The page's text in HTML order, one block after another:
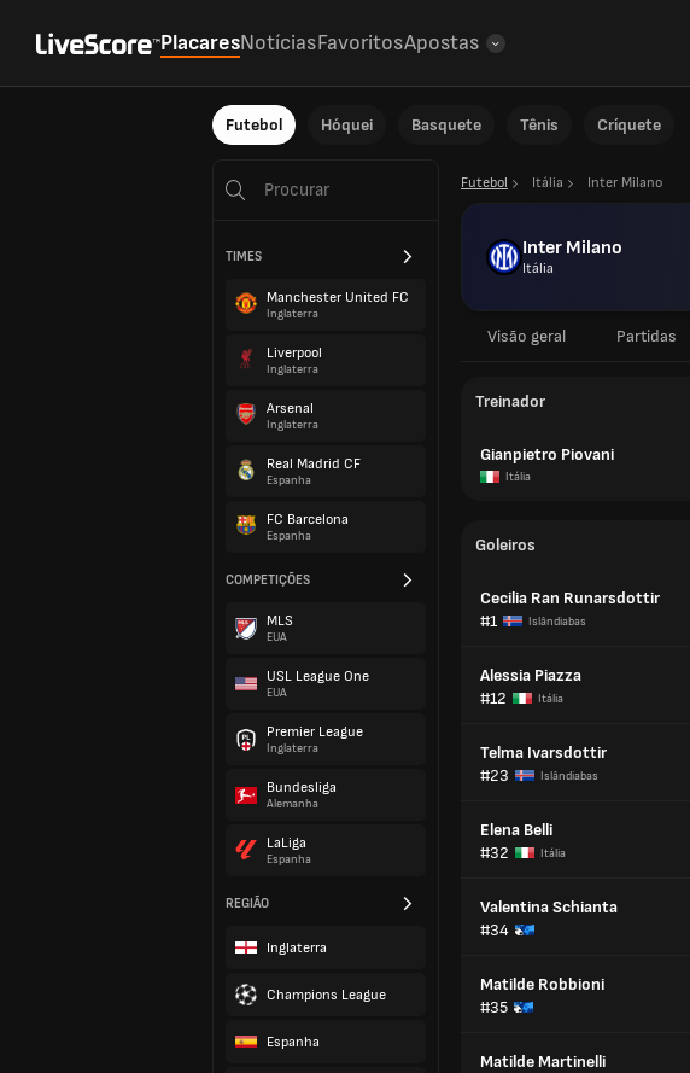
PlacaresNotíciasFavoritosApostas
Futebol Hóquei Basquete Tênis Críquete
TIMES
Manchester United FC
Inglaterra
Liverpool
Inglaterra
Arsenal
Inglaterra
Real Madrid CF
Espanha
FC Barcelona
Espanha
COMPETIÇÕES
MLS
EUA
USL League One
EUA
Premier League
Inglaterra
Bundesliga
Alemanha
LaLiga
Espanha
REGIÃO
Inglaterra
Champions League
Espanha
Futebol Itália Inter Milano
Inter Milano
Itália
Visão geral Partidas
Treinador
Gianpietro Piovani
Itália
Goleiros
Cecilia Ran Runarsdottir
#1
Islândiabas
Alessia Piazza
#12
Itália
Telma Ivarsdottir
#23
Islândiabas
Elena Belli
#32
Itália
Valentina Schianta
#34
Matilde Robbioni
#35
Matilde Martinelli